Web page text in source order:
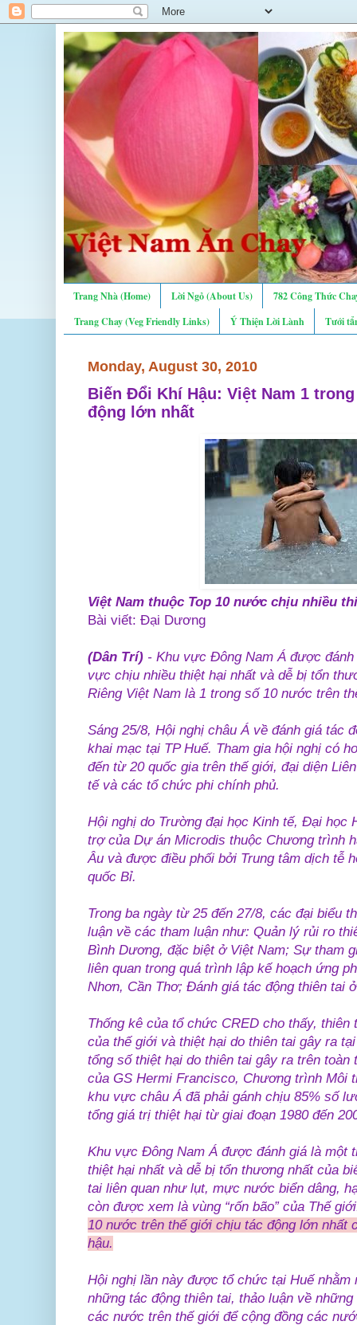
Trang Nhà (Home) Lời Ngỏ (About Us)
782 Công Thức
Trang Chay (Veg Friendly Links)
Ý Thiện Lời Lành Tưới
Monday, August 30, 2010
Biến Đổi Khí Hậu: Việt Nam 1
động lớn nhất
Việt Nam thuộc Top 10 nước chịu nhiều
Bài viết: Đại Dương
(Dân Trí) - Khu vực Đông Nam Á được
vực chịu nhiều thiệt hại nhất và dễ bị tổn
Riêng Việt Nam là 1 trong số 10 nước trên
Sáng 25/8, Hội nghị châu Á về đánh giá tác
khai mạc tại TP Huế. Tham gia hội nghị có
đến từ 20 quốc gia trên thế giới, đại diện
tế và các tổ chức phi chính phủ.
Hội nghị do Trường đại học Kinh tế, Đại học
trợ của Dự án Microdis thuộc Chương trình
Âu và được điều phối bởi Trung tâm dịch tễ
quốc Bỉ.
Trong ba ngày từ 25 đến 27/8, các đại biểu
luận về các tham luận như: Quản lý rủi ro
Bình Dương, đặc biệt ở Việt Nam; Sự tham
liên quan trong quá trình lập kế hoạch ứng
Nhơn, Cần Thơ; Đánh giá tác động thiên tai
Thống kê của tổ chức CRED cho thấy, thiên
của thế giới và thiệt hại do thiên tai gây ra
tổng số thiệt hại do thiên tai gây ra trên
của GS Hermi Francisco, Chương trình Môi
khu vực châu Á đã phải gánh chịu 85% số
tổng giá trị thiệt hại từ giai đoạn 1980 đến
Khu vực Đông Nam Á được đánh giá là một
thiệt hại nhất và dễ bị tổn thương nhất của
tai liên quan như lụt, mực nước biển dâng,
còn được xem là vùng “rốn bão” của Thế
10 nước trên thế giới chịu tác động lớn nhất
hậu.
Hội nghị lần này được tổ chức tại Huế nhằm
những tác động thiên tai, thảo luận về
các nước trên thế giới để cộng đồng các